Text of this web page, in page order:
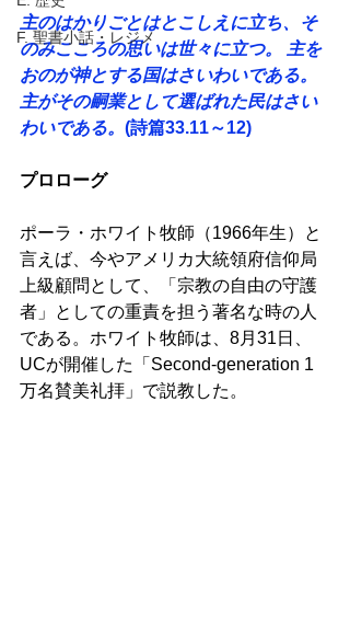
F. 聖書小話・レジメ
主のはかりごとはとこしえに立ち、そ
のみこころの思いは世々に立つ。 主を
おのが神とする国はさいわいである。
主がその嗣業として選ばれた民はさい
わいである。 (詩篇33.11～12)
プロローグ
ポーラ・ホワイト牧師（1966年生）と
言えば、今やアメリカ大統領府信仰局
上級顧問として、「宗教の自由の守護
者」としての重責を担う著名な時の人
である。ホワイト牧師は、8月31日、
UCが開催した「Second-generation 1
万名賛美礼拝」で説教した。